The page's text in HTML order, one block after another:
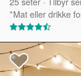
*Mat eller drikke